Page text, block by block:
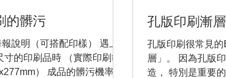
的髒污
說明（可搭配印樣） 遇上
的印刷品時 （實際印刷範
） 成品的髒污機率是
孔版印刷漸
孔版印刷很常見的
層」。 因為孔版
造， 特別是重要